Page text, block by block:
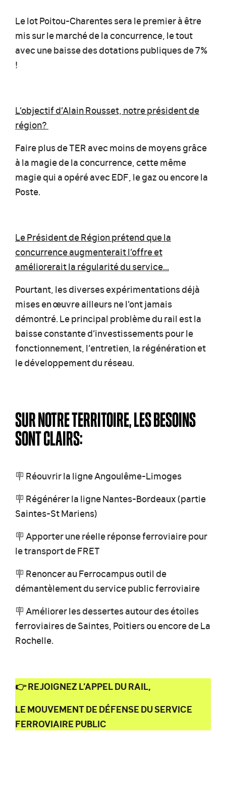
Le lot Poitou-Charentes sera le premier à être
mis sur le marché de la concurrence, le tout
avec une baisse des dotations publiques de 7%
!
L’objectif d’Alain Rousset, notre président de
région?
Faire plus de TER avec moins de moyens grâce
à la magie de la concurrence, cette même
magie qui a opéré avec EDF, le gaz ou encore la
Poste.
Le Président de Région prétend que la
concurrence augmenterait l’offre et
améliorerait la régularité du service...
Pourtant, les diverses expérimentations déjà
mises en œuvre ailleurs ne l’ont jamais
démontré. Le principal problème du rail est la
baisse constante d’investissements pour le
fonctionnement, l’entretien, la régénération et
le développement du réseau.
SUR NOTRE TERRITOIRE, LES BESOINS
SONT CLAIRS:
🪧 Réouvrir la ligne Angoulême-Limoges
🪧 Régénérer la ligne Nantes-Bordeaux (partie
Saintes-St Mariens)
🪧 Apporter une réelle réponse ferroviaire pour
le transport de FRET
🪧 Renoncer au Ferrocampus outil de
démantèlementdu service public ferroviaire
🪧 Améliorer les dessertes autour des étoiles
ferroviaires de Saintes,Poitiers ou encore de La
Rochelle.
👉 REJOIGNEZ L’APPEL DU RAIL,
LE MOUVEMENT DE DÉFENSE DU SERVICE
FERROVIAIRE PUBLIC